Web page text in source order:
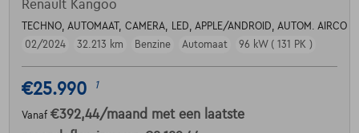
Renault Kangoo
TECHNO, AUTOMAAT, CAMERA, LED, APPLE/ANDROID, AUTOM. AIRCO
02/2024
32.213 km Benzine Automaat 96 kW ( 131 PK )
€25.990 1
Vanaf €392,44/maand met een laatste